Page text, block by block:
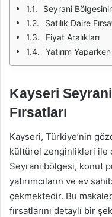
Seyrani
Satılık Daire
Fiyat Aralıkları
Yatırım
Kayseri
Fırsatları
Kayseri, Türkiye’nin
kültürel zenginlikleri ile
Seyrani bölgesi, konut
yatırımcıların ve ev
çekmektedir. Bu
fırsatlarını detaylı bir